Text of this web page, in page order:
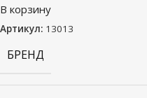
В корзину
Артикул: 13013
БРЕНД